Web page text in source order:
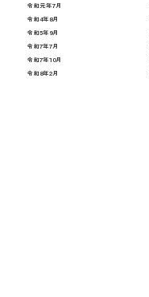
令和元年7月
令和4年8月
令和5年9月
令和7年7月
令和7年10月
令和8年2月